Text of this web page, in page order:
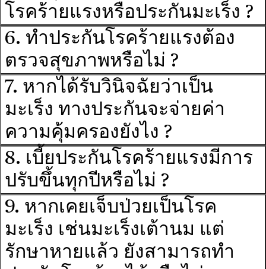
โรคร้ายแรงหรือประกันมะเร็ง ?
6. ทำประกันโรคร้ายแรงต้อง
ตรวจสุขภาพหรือไม่ ?
7. หากได้รับวินิจฉัยว่าเป็น
มะเร็ง ทางประกันจะจ่ายค่า
ความคุ้มครองยังไง ?
8. เบี้ยประกันโรคร้ายแรงมีการ
ปรับขึ้นทุกปีหรือไม่ ?
9. หากเคยเจ็บป่วยเป็นโรค
มะเร็ง เช่นมะเร็งเต้านม แต่
รักษาหายแล้ว ยังสามารถทำ